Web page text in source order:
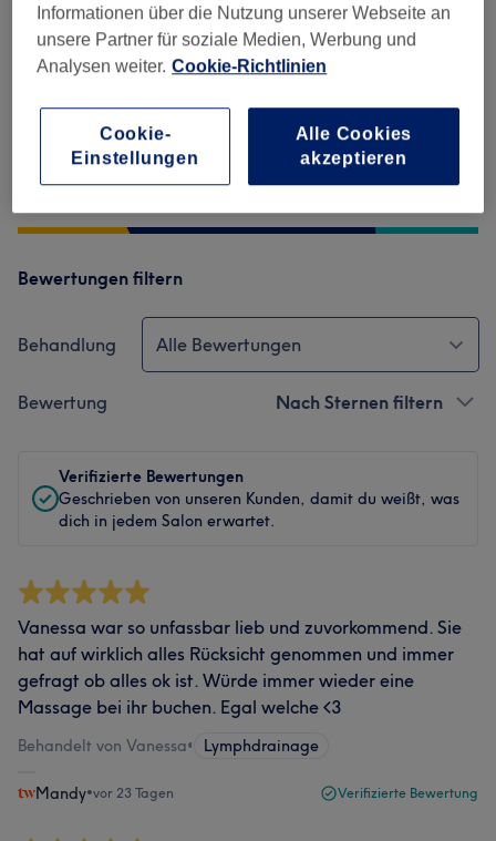
24 Bewertungen
Ambiente
Sauberkeit
Bewertungen filtern
Behandlung Alle Bewertungen
Bewertung Nach Sternen filtern
Verifizierte Bewertungen
Geschrieben von unseren Kunden, damit du weißt, was
dich in jedem Salon erwartet.
Vanessa war so unfassbar lieb und zuvorkommend. Sie
hat auf wirklich alles Rücksicht genommen und immer
gefragt ob alles ok ist. Würde immer wieder eine
Massage bei ihr buchen. Egal welche <3
Behandelt von Vanessa• Lymphdrainage
Mandy•vor 23 Tagen Verifizierte Bewertung
Informationen über die Nutzung unserer Webseite an
unsere Partner für soziale Medien, Werbung und
Analysen weiter. Cookie-Richtlinien
Cookie-
Einstellungen
Alle Cookies
akzeptieren